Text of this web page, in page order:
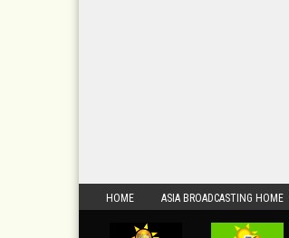
HOME ASIA BROADCASTING HOME